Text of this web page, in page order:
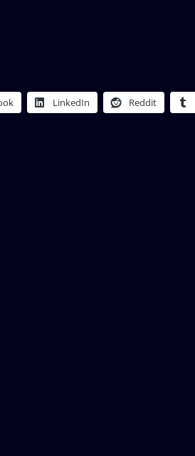
LinkedIn Reddit